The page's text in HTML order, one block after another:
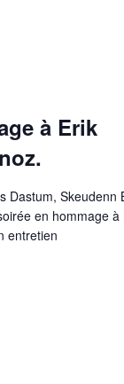
à Erik
Dastum, Skeudenn
en hommage à
entretien